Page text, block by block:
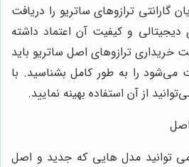
گارانتی ترازوهای ساتریو را دریافت
دیجیتالی و کیفیت آن اعتماد داشته
خریداری ترازوهای اصل ساتریو باید
می‌شود را به طور کامل بشناسید. با
از آن استفاده بهینه نمایید.
می ‌توانید مدل‌ هایی که جدید و اصل